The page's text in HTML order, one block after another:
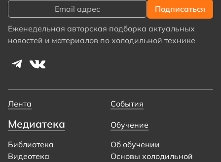
Еженедельная авторская подборка актуальных
новостей и материалов по холодильной технике
Лента События
Медиатека
Библиотека
Видеотека
Обучение
Об обучении
Основы холодильной